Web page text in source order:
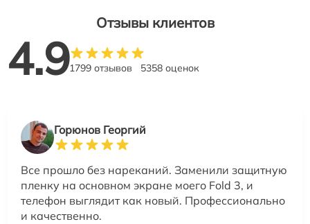
Отзывы клиентов
4.91799 отзывов 5358 оценок
Горюнов Георгий
Все прошло без нареканий. Заменили защитную
пленку на основном экране моего Fold 3, и
телефон выглядит как новый. Профессионально
и качественно.